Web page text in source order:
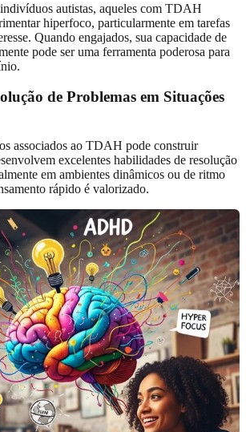
autistas, aqueles com TDAH
hiperfoco, particularmente em tarefas
Quando engajados, sua capacidade de
pode ser uma ferramenta poderosa para
de Problemas em Situações
associados ao TDAH pode construir
excelentes habilidades de resolução
em ambientes dinâmicos ou de ritmo
rápido é valorizado.